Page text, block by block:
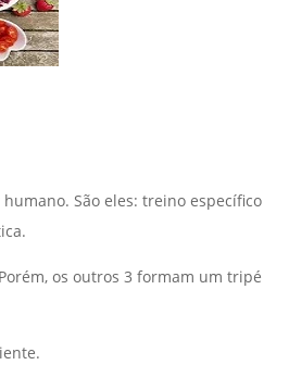
São eles: treino específico
os outros 3 formam um tripé